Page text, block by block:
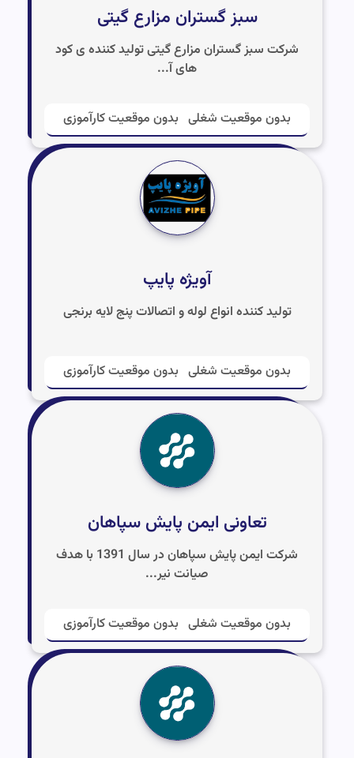
سبز گستران مزارع گیتی
شرکت سبز گستران مزارع گیتی تولید کننده ی کود
های آ...
بدون موقعیت شغلی بدون موقعیت کارآموزی
آویژه پایپ
تولید کننده انواع لوله و اتصالات پنج لایه برنجی
بدون موقعیت شغلی بدون موقعیت کارآموزی
تعاونی ایمن پایش سپاهان
شرکت ایمن پایش سپاهان در سال 1391 با هدف
صیانت نیر...
بدون موقعیت شغلی بدون موقعیت کارآموزی